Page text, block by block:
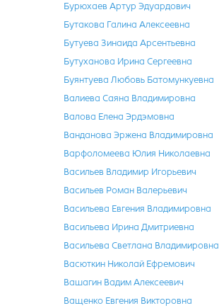
Бурюхаев Артур Эдуардович
Бутакова Галина Алексеевна
Бутуева Зинаида Арсентьевна
Бутуханова Ирина Сергеевна
Буянтуева Любовь Батомункуевна
Валиева Саяна Владимировна
Валова Елена Эрдэмовна
Ванданова Эржена Владимировна
Варфоломеева Юлия Николаевна
Васильев Владимир Игорьевич
Васильев Роман Валерьевич
Васильева Евгения Владимировна
Васильева Ирина Дмитриевна
Васильева Светлана Владимировна
Васюткин Николай Ефремович
Вашагин Вадим Алексеевич
Ващенко Евгения Викторовна